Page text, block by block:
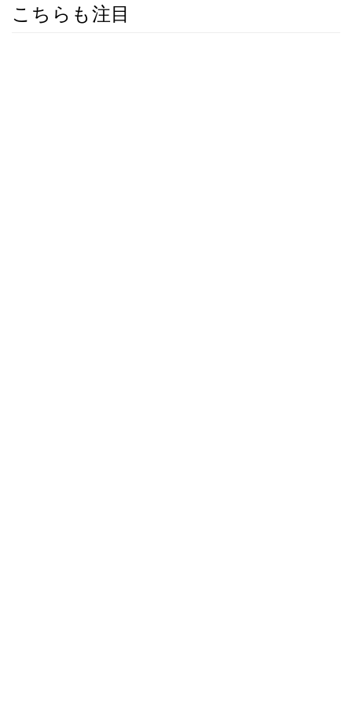
こちらも注目